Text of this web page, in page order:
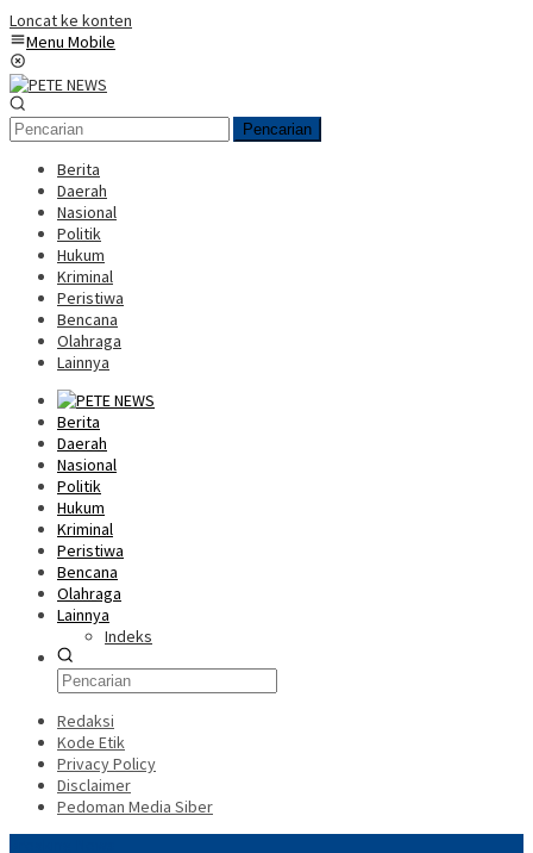
Loncat ke konten
Menu Mobile
Pencarian
Berita
Daerah
Nasional
Politik
Hukum
Kriminal
Peristiwa
Bencana
Olahraga
Lainnya
Berita
Daerah
Nasional
Politik
Hukum
Kriminal
Peristiwa
Bencana
Olahraga
Lainnya
Indeks
Redaksi
Kode Etik
Privacy Policy
Disclaimer
Pedoman Media Siber